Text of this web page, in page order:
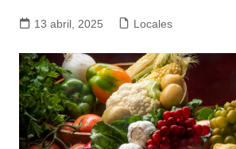
13 abril, 2025 Locales